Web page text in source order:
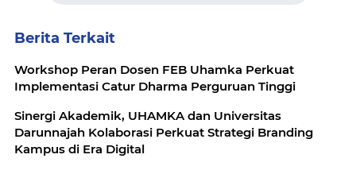
Berita Terkait
Workshop Peran Dosen FEB Uhamka Perkuat
Implementasi Catur Dharma Perguruan Tinggi
Sinergi Akademik, UHAMKA dan Universitas
Darunnajah Kolaborasi Perkuat Strategi Branding
Kampus di Era Digital